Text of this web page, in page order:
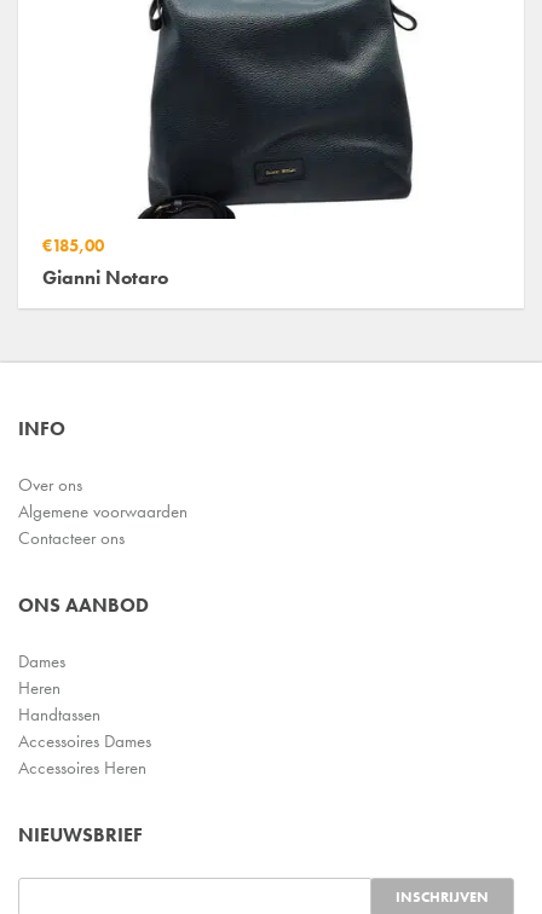
€185,00
Gianni Notaro
INFO
Over ons
Algemene voorwaarden
Contacteer ons
ONS AANBOD
Dames
Heren
Handtassen
Accessoires Dames
Accessoires Heren
NIEUWSBRIEF